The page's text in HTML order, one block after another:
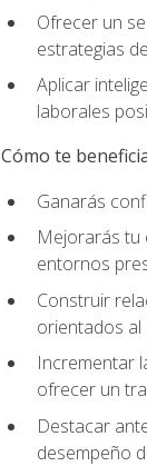
Ofrecer un
estrategias
Aplicar
laborales
Cómo te
Ganarás
Mejorarás tu
entornos
Construir
orientados al
Incrementar
ofrecer un
Destacar
desempeño